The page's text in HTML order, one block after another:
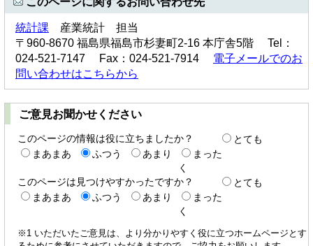
統計課 産業統計 担当
〒960-8670 福島県福島市杉妻町2-16 本庁舎5階 Tel：
024-521-7147 Fax：024-521-7914 電子メールでのお
問い合わせはこちらから
ご意見お聞かせください
このページの情報は役に立ちましたか？
とても
まあまあ
ふつう あまり
まった
く
このページは見つけやすかったですか？
とても
まあまあ
ふつう あまり
まった
く
※1 いただいたご意見は、より分かりやすく役に立つホームページとす